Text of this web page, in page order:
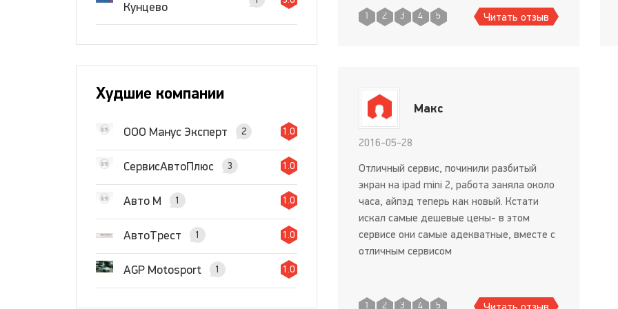
Кунцево
Худшие компании
ООО Манус Эксперт 2 1.0
СервисАвтоПлюс 3 1.0
Авто М 1 1.0
АвтоТрест 1 1.0
AGP Motosport 1 1.0
удара. Примечательно, что при замене
модуля дисплея, эта каёмся также
1 2 3 4 5 Читать отзыв
Макс
2016-05-28
Отличный сервис, починили разбитый
экран на ipad mini 2, работа заняла около
часа, айпэд теперь как новый. Кстати
искал самые дешевые цены- в этом
сервисе они самые адекватные, вместе с
отличным сервисом
1 2 3 4 5 Читать отзыв